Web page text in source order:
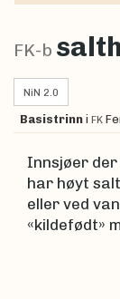
FK-b
NiN 2.0
Basistrinn i FK
Innsjøer
har høyt
eller ved
«kildefødt»